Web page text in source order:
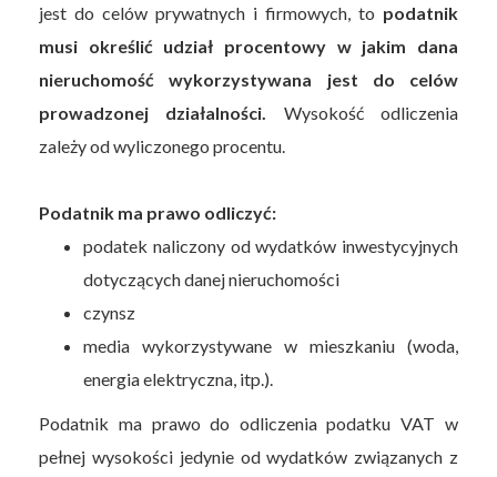
jest do celów prywatnych i firmowych, to podatnik
musi określić udział procentowy w jakim dana
nieruchomość wykorzystywana jest do celów
prowadzonej działalności.
Wysokość odliczenia
zależy od wyliczonego procentu.
Podatnik ma prawo odliczyć:
podatek naliczony od wydatków inwestycyjnych
dotyczących danej nieruchomości
czynsz
media wykorzystywane w mieszkaniu (woda,
energia elektryczna, itp.).
Podatnik ma prawo do odliczenia podatku VAT w
pełnej wysokości jedynie od wydatków związanych z